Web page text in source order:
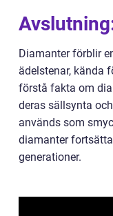
Diamanter förblir
ädelstenar, kända
förstå fakta om
deras sällsynta
används som
diamanter
generationer.